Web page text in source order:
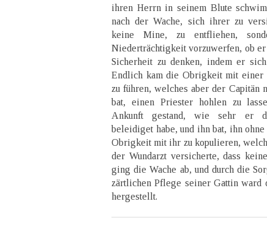
ihren Herrn in seinem Blute
nach der Wache, sich ihrer zu
keine Mine, zu entfliehen,
Niederträchtigkeit vorzuwerfen, ob
Sicherheit zu denken, indem er
Endlich kam die Obrigkeit mit einer
zu führen, welches aber der Capitän
bat, einen Priester hohlen zu
Ankunft gestand, wie sehr er
beleidiget habe, und ihn bat, ihn
Obrigkeit mit ihr zu kopulieren,
der Wundarzt versicherte, dass
ging die Wache ab, und durch die
zärtlichen Pflege seiner Gattin ward
hergestellt.